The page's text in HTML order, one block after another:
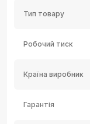
Тип товару
Робочий тиск
Країна виробник
Гарантія